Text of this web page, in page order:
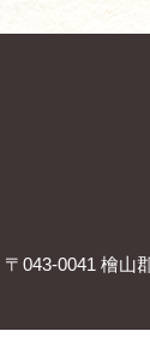
〒043-0041 檜山